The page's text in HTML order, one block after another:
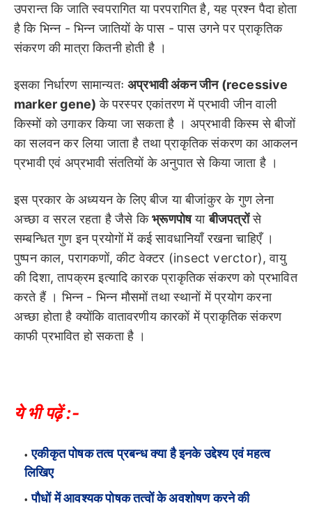
उपरान्त कि जाति स्वपरागित या परपरागित है, यह प्रश्न पैदा होता
है कि भिन्न - भिन्न जातियों के पास - पास उगने पर प्राकृतिक
संकरण की मात्रा कितनी होती है ।
इसका निर्धारण सामान्यतः अप्रभावी अंकन जीन (recessive
marker gene)के परस्पर एकांतरण में प्रभावी जीन वाली
किस्मों को उगाकर किया जा सकता है । अप्रभावी किस्म से बीजों
का सलवन कर लिया जाता है तथा प्राकृतिक संकरण का आकलन
प्रभावी एवं अप्रभावी संततियों के अनुपात से किया जाता है ।
इस प्रकार के अध्ययन के लिए बीज या बीजांकुर के गुण लेना
अच्छा व सरल रहता है जैसे किभ्रूणपोषयाबीजपत्रोंसे
सम्बन्धित गुण इन प्रयोगों में कई सावधानियाँ रखना चाहिएँ ।
पुष्पन काल, परागकणों, कीट वेक्टर (insect verctor), वायु
की दिशा, तापक्रम इत्यादि कारक प्राकृतिक संकरण को प्रभावित
करते हैं । भिन्न - भिन्न मौसमों तथा स्थानों में प्रयोग करना
अच्छा होता है क्योंकि वातावरणीय कारकों में प्राकृतिक संकरण
काफी प्रभावित हो सकता है ।
ये भी पढ़ें :-
एकीकृत पोषक तत्व प्रबन्ध क्या है इनके उद्देश्य एवं महत्व
लिखिए
पौधों में आवश्यक पोषक तत्वों के अवशोषण करने की